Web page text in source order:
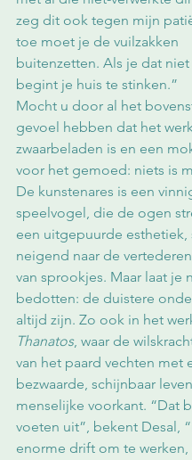
zeg dit ook tegen mijn
toe moet je de vuilzakken
buitenzetten. Als je dat
begint je huis te stinken.”
Mocht u door al het
gevoel hebben dat het werk
zwaarbeladen is en een
voor het gemoed: niets is
De kunstenares is een
speelvogel, die de ogen
een uitgepuurde esthetiek,
neigend naar de
van sprookjes. Maar laat je
bedotten: de duistere
altijd zijn. Zo ook in het
Thanatos, waar de
van het paard vechten met
bezwaarde, schijnbaar
menselijke voorkant. “Dat
voeten uit”, bekent Desal,
enorme drift om te werken,